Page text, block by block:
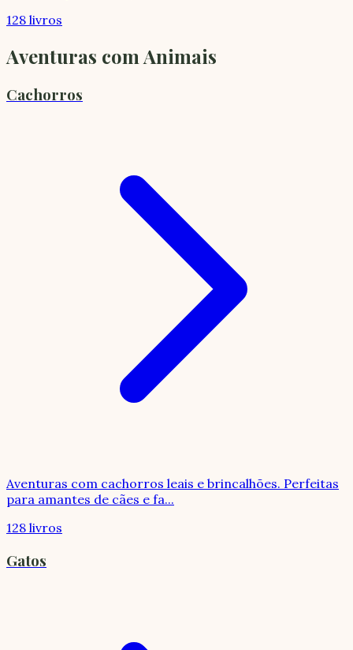
128 livros
Aventuras com Animais
Cachorros
Aventuras com cachorros leais e brincalhões. Perfeitas
para amantes de cães e fa...
128 livros
Gatos